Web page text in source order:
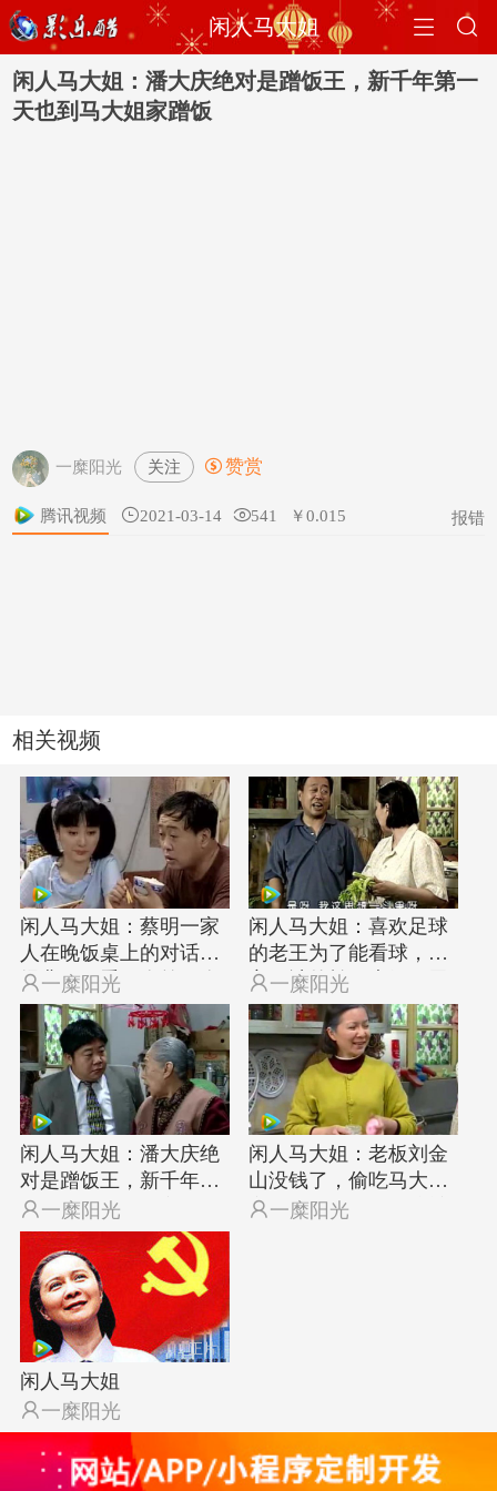
 
闲人马大姐
闲人马大姐：潘大庆绝对是蹭饭王，新千年第一
天也到马大姐家蹭饭
一糜阳光 关注 赞赏
腾讯视频 2021-03-14 541 ￥0.015 报错
相关视频
闲人马大姐：蔡明一家
人在晚饭桌上的对话太
经典了，看一次笑一次
 一糜阳光
闲人马大姐：喜欢足球
的老王为了能看球，千
方百计的拍马大姐马屁
 一糜阳光
闲人马大姐：潘大庆绝
对是蹭饭王，新千年第
一天也到马大姐家蹭饭
 一糜阳光
闲人马大姐：老板刘金
山没钱了，偷吃马大姐
家的白糖，还嘴硬狡辩
 一糜阳光
正片
闲人马大姐
 一糜阳光